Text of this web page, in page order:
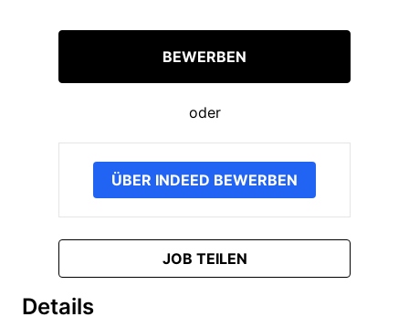
BEWERBEN
oder
ÜBER INDEED BEWERBEN
JOB TEILEN
Details